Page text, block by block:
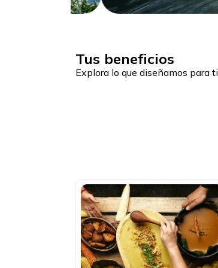
Tus beneficios
Explora lo que diseñamos para ti.